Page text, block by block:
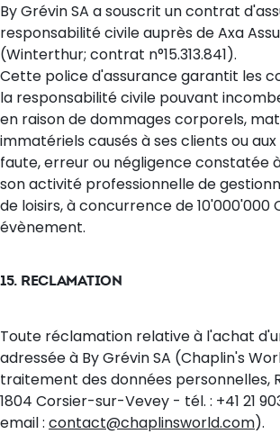
By Grévin SA a souscrit un contrat
responsabilité civile auprès de Axa
(Winterthur; contrat n°15.313.841).
Cette police d'assurance garantit les
la responsabilité civile pouvant
en raison de dommages corporels,
immatériels causés à ses clients ou
faute, erreur ou négligence constatée
son activité professionnelle de
de loisirs, à concurrence de 10'000'000
évènement.
15. RECLAMATION
Toute réclamation relative à l'achat
adressée à By Grévin SA (Chaplin's
traitement des données personnelles,
1804 Corsier-sur-Vevey - tél. : +41 21
email : contact@chaplinsworld.com).